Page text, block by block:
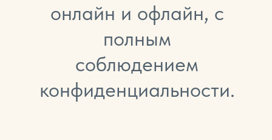
онлайн и офлайн, с
полным
соблюдением
конфиденциальности.